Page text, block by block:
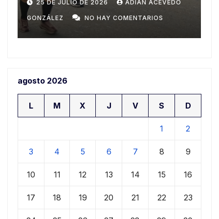
20 DE JULIO DE 2026 ADIAN ACEVEDO
GONZÁLEZ NO HAY COMENTARIOS
agosto 2026
L M X J V S D
1 2
3 4 5 6 7 8 9
10 11 12 13 14 15 16
17 18 19 20 21 22 23